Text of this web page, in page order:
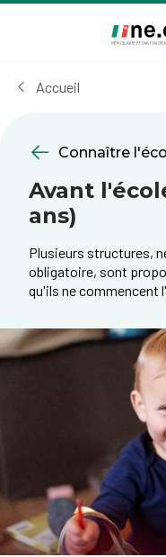
cookies
Accueil
Connaître
Avant
ans)
Plusieurs structures,
obligatoire, sont
qu'ils ne commencent